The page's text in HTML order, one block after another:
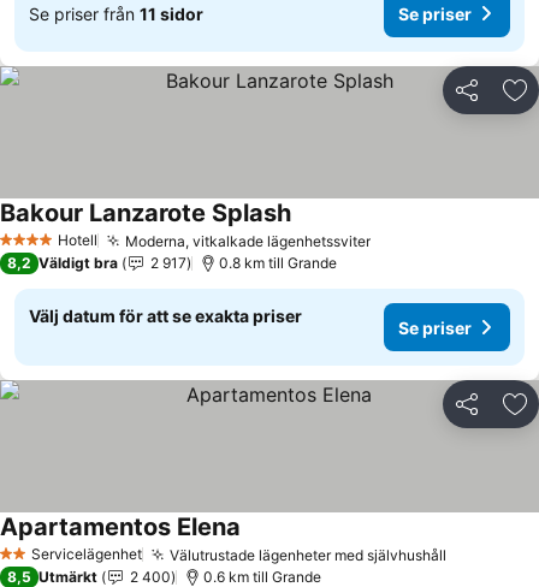
Se priser från 11 sidor Se priser
Dela
4 StjärnorHotell Moderna, vitkalkade lägenhetssviter
Bakour Lanzarote Splash
8,2 Väldigt bra 2 917 0.8 km till Grande
Välj datum för att se exakta priser
Se priser
Dela
2 StjärnorServicelägenhet Välutrustade lägenheter med självhushåll
Apartamentos Elena
8,5 Utmärkt 2 400 0.6 km till Grande